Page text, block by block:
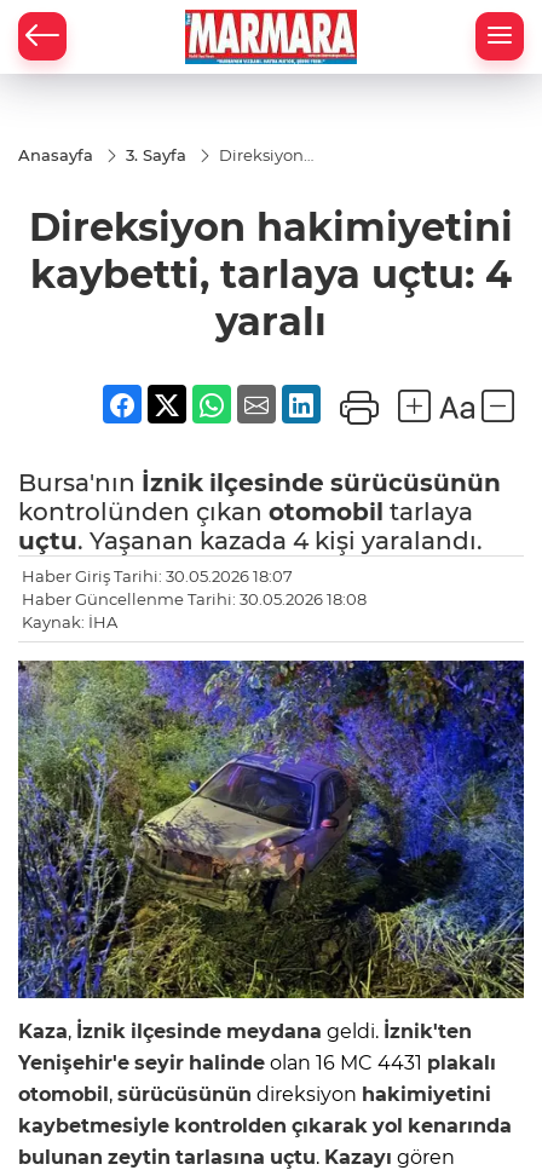
Anasayfa 3. Sayfa
Direksiyon
tarlaya uçtu:
4 yaralı
Direksiyon hakimiyetini
kaybetti, tarlaya uçtu: 4
yaralı
Bursa'nın İznik ilçesinde sürücüsünün
kontrolünden çıkan otomobil tarlaya
uçtu. Yaşanan kazada 4 kişi yaralandı.
Haber Giriş Tarihi: 30.05.2026 18:07
Haber Güncellenme Tarihi: 30.05.2026 18:08
Kaynak: İHA
Kaza, İznik ilçesinde meydana geldi. İznik'ten
Yenişehir'e seyir halinde olan 16 MC 4431 plakalı
otomobil, sürücüsünün direksiyon hakimiyetini
kaybetmesiyle kontrolden çıkarak yol kenarında
bulunan zeytin tarlasına uçtu. Kazayı gören